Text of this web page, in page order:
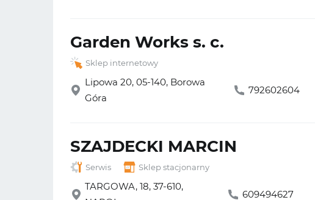
Garden Works s. c.
Sklep internetowy
Lipowa 20, 05-140, Borowa
Góra
792602604
SZAJDECKI MARCIN
Serwis Sklep stacjonarny
TARGOWA, 18, 37-610,
609494627